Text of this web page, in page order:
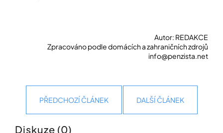
Autor: REDAKCE
Zpracováno podle domácích a zahraničních zdrojů
info@penzista.net
PŘEDCHOZÍ ČLÁNEK DALŠÍ ČLÁNEK
Diskuze (0)